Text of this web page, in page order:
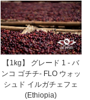
【1kg】 グレード 1 - バ
ンコ ゴチチ- FLO ウォッ
シュド イルガチェフェ
(Ethiopia)